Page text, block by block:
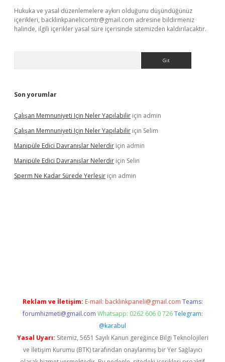
Hukuka ve yasal düzenlemelere aykırı olduğunu düşündüğünüz
içerikleri, backlinkpanelicomtr@gmail.com adresine bildirmeniz
halinde, ilgili içerikler yasal süre içerisinde sitemizden kaldırılacaktır.
Son yorumlar
Çalışan Memnuniyeti Için Neler Yapılabilir için admin
Çalışan Memnuniyeti Için Neler Yapılabilir için Selim
Manipüle Edici Davranışlar Nelerdir için admin
Manipüle Edici Davranışlar Nelerdir için Selin
Sperm Ne Kadar Sürede Yerleşir için admin
Reklam ve İletişim: E-mail: backlinkpaneli@gmail.com Teams:
forumhizmeti@gmail.com Whatsapp: 0262 606 0 726 Telegram:
@karabul
Yasal Uyarı: Sitemiz, 5651 Sayılı Kanun gereğince Bilgi Teknolojileri
ve İletişim Kurumu (BTK) tarafından onaylanmış bir Yer Sağlayıcı